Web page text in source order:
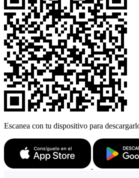
Escanea con tu dispositivo para